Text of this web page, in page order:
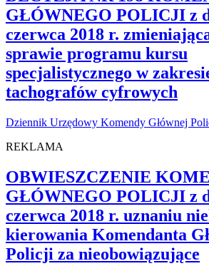
GŁÓWNEGO POLICJI z
czerwca 2018 r.
sprawie programu kursu
specjalistycznego w
tachografów cyfrowych
Dziennik Urzędowy Komendy Głównej
REKLAMA
OBWIESZCZENIE
GŁÓWNEGO POLICJI z
czerwca 2018 r. uznaniu
kierowania Komendanta
Policji za nieobowiązujące